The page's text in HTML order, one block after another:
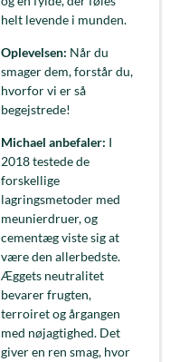
helt levende i munden.
Oplevelsen: Når du
smager dem, forstår du,
hvorfor vi er så
begejstrede!
Michael anbefaler: I
2018 testede de
forskellige
lagringsmetoder med
meunierdruer, og
cementæg viste sig at
være den allerbedste.
Æggets neutralitet
bevarer frugten,
terroiret og årgangen
med nøjagtighed. Det
giver en ren smag, hvor